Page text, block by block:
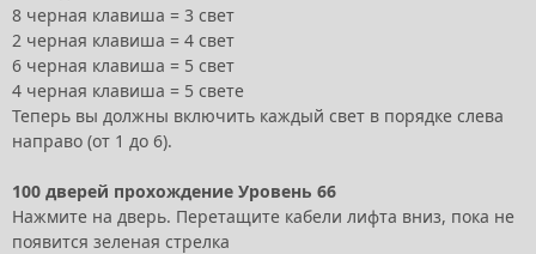
8 черная клавиша = 3 свет
2 черная клавиша = 4 свет
6 черная клавиша = 5 свет
4 черная клавиша = 5 свете
Теперь вы должны включить каждый свет в порядке слева
направо (от 1 до 6).
100 дверей прохождение Уровень 66
Нажмите на дверь. Перетащите кабели лифта вниз, пока не
появится зеленая стрелка